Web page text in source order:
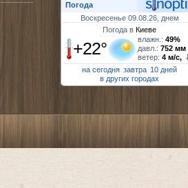
Погода
Воскресенье 09.08.26, днем
Погода вКиеве
+22° влажн.:49%
давл.:752 мм
ветер:4 м/с,
на сегодня завтра 10 дней
в других городах